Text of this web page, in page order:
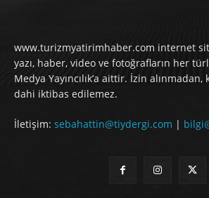
www.turizmyatirimhaber.com internet
yazı, haber, video ve fotoğrafların her
Medya Yayıncılık’a aittir. İzin
dahi iktibas edilemez.
İletişim: sebahattin@tiydergi.com |